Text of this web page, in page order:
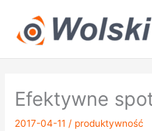
treści
Efektywne
2017-04-11/ produktywność